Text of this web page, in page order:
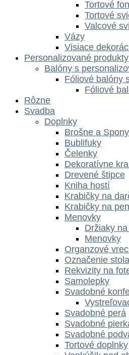
Tortové
Tortové
Valcové
Vázy
Visiace
Personalizované produkty
Balóny s
Fóliové balóny
Fóliové
Rôzne
Svadba
Doplnky
Brošne a Spony
Bublifuky
Čelenky
Dekoratívne
Drevené štipce
Kniha hostí
Krabičky na
Krabičky na
Menovky
Držiaky
Menovky
Organzové
Označenie stola
Rekvizity na
Samolepky
Svadobné
Svadobné perá
Svadobné
Svadobné
Tortové doplnky